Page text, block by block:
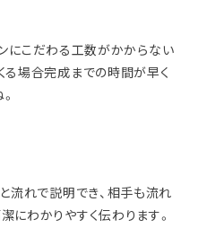
にこだわる工数がかからない
る場合完成までの時間が早く
と流れで説明でき、相手も流れ
にわかりやすく伝わります。